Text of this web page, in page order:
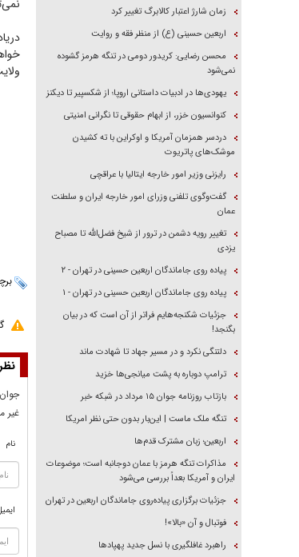
غير
نام
زمان شارژ اعتبار کالابرگ تغییر کرد
اربعین حسینی (ع) از منظر فقه و روایت
محسن رضایی: کریدور دومی در تنگه هرمز گشوده
نمی‌شود
یهودی‌ها در ادبیات داستانی اروپا؛ از شکسپیر تا دیکنز
کنوانسیون خزر، از ابهام حقوقی تا نگرانی امنیتی
دردسر همزمان آمریکا و اوکراین با ته کشیدن
موشک‌های پاتریوت
رایزنی وزیر امور خارجه ایتالیا با عراقچی
گفت‌وگوی تلفنی وزرای امور خارجه ایران و سلطنت
عمان
تغییر رویه دشمن در ترور از شیخ فضل‌الله تا مصباح
یزدی
پیاده روی جاماندگان اربعین حسینی در تهران - ۲
پیاده روی جاماندگان اربعین حسینی در تهران - ۱
جزئیات شکنجه‌هایم فراتر از آن است که در بیان
بگنجد!
دلتنگی نکرد و در مسیر جهاد تا شهادت ماند
ترامپ دوباره به پشت میانجی‌ها خزید
بازتاب روزنامه جوان ۱۵ مرداد در شبکه خبر
تنگه ملک ماست | این‌بار بدون حتی نظر امریکا
اربعین؛ زبان مشترک قدم‌ها
مذاکرات تنگه هرمز با عمان دوجانبه است؛ موضوعات
ایران و آمریکا بعداً بررسی می‌شود
جزئیات برگزاری پیاده‌روی جاماندگان اربعین در تهران
فوتبال و آن «بالا»!
راهبرد غافلگیری با نسل جدید پهپاد‌ها